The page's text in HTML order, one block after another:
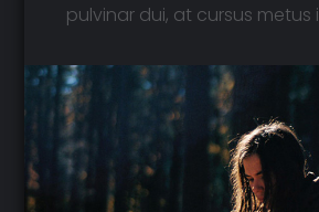
pulvinar dui, at cursus metus